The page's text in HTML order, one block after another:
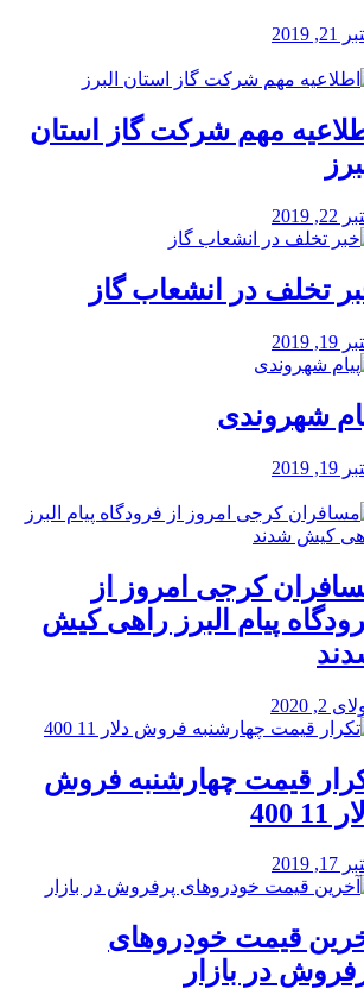
2019
مهم شرکت گاز استان
2019
تخلف در انشعاب گاز
2019
شهروندی
2019
کرجی امروز از
پیام البرز راهی کیش
2, 2020
قیمت چهارشنبه فروش
400
2019
قیمت خودرو‌های
در بازار